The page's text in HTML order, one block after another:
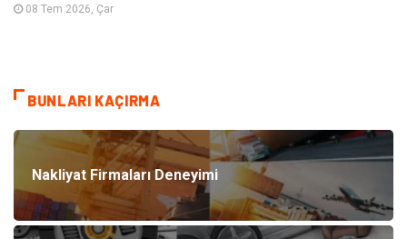
08 Tem 2026, Çar
BUNLARI KAÇIRMA
Nakliyat Firmaları Deneyimi